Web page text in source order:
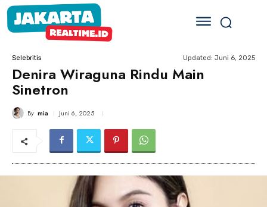
Selebritis Updated: Juni 6, 2025
Denira Wiraguna Rindu Main
Sinetron
By mia Juni 6, 2025